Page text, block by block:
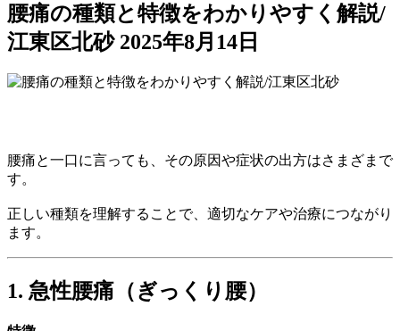
腰痛の種類と特徴をわかりやすく解説/
江東区北砂 2025年8月14日
腰痛と一口に言っても、その原因や症状の出方はさまざまで
す。
正しい種類を理解することで、適切なケアや治療につながり
ます。
1. 急性腰痛（ぎっくり腰）